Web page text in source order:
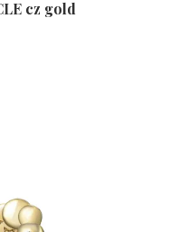
cz gold